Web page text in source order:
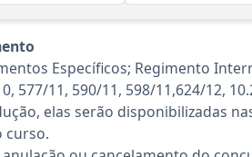
Específicos; Regimento
577/11, 590/11, 598/11,624/12,
elas serão disponibilizadas
curso.